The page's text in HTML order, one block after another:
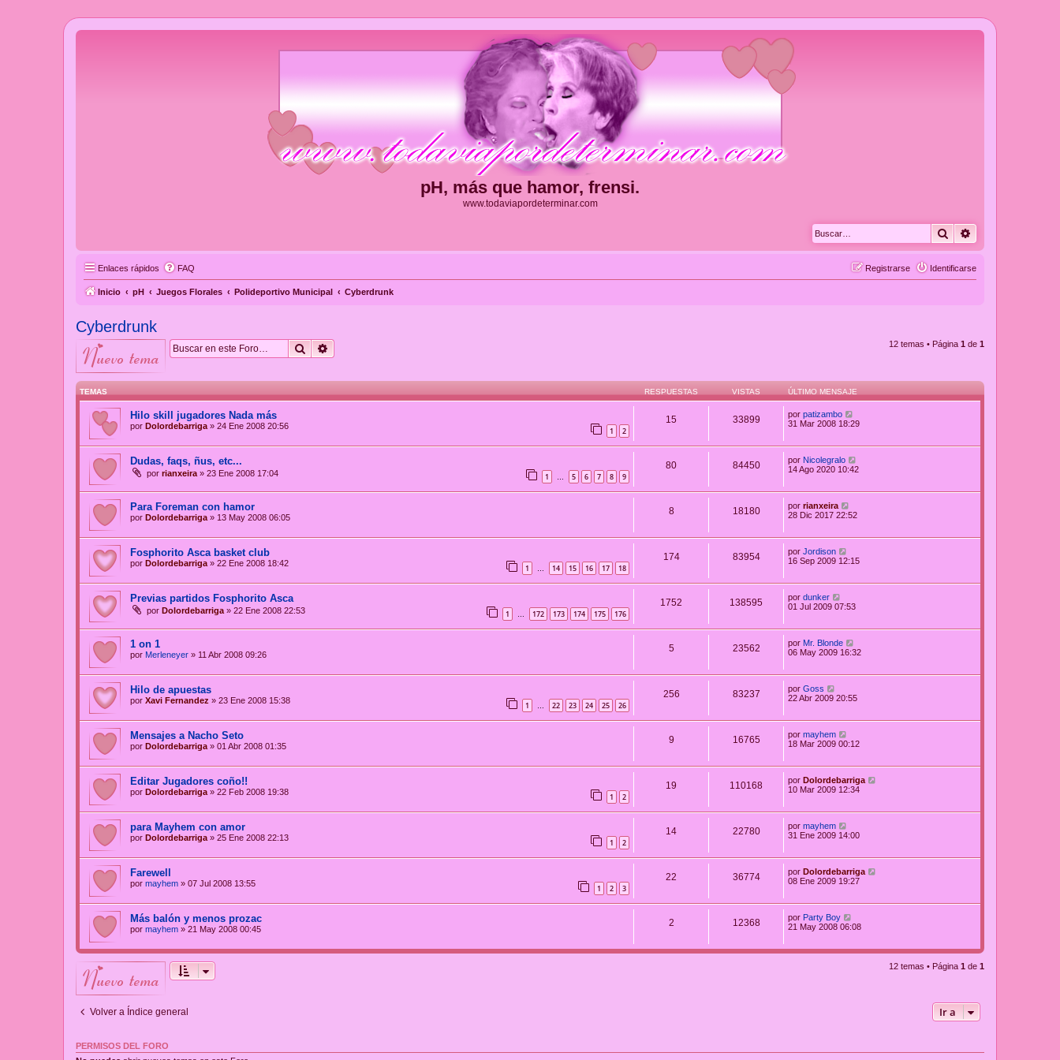
pH, más que hamor, frensi.
www.todaviapordeterminar.com
Buscar
Enlaces rápidos FAQ Identificarse
Registrarse
Inicio pH Juegos Florales Polideportivo Municipal Cyberdrunk
Cyberdrunk
nuevo tema Buscar 12 temas • Página 1 de 1
TEMAS RESPUESTAS VISTAS ÚLTIMO MENSAJE
Hilo skill jugadores Nada más
por Dolordebarriga » 24 Ene 2008 20:56 1 2
15 33899 por patizambo
31 Mar 2008 18:29
Dudas, faqs, ñus, etc...
por rianxeira » 23 Ene 2008 17:04 1 … 5 6 7 8 9
80 84450 por Nicolegralo
14 Ago 2020 10:42
Para Foreman con hamor
por Dolordebarriga » 13 May 2008 06:05
8 18180 por rianxeira
28 Dic 2017 22:52
Fosphorito Asca basket club
por Dolordebarriga » 22 Ene 2008 18:42 1 … 14 15 16 17 18
174 83954 por Jordison
16 Sep 2009 12:15
Previas partidos Fosphorito Asca
por Dolordebarriga » 22 Ene 2008 22:53 1 … 172 173 174 175 176
1752 138595 por dunker
01 Jul 2009 07:53
1 on 1
por Merleneyer » 11 Abr 2008 09:26
5 23562 por Mr. Blonde
06 May 2009 16:32
Hilo de apuestas
por Xavi Fernandez » 23 Ene 2008 15:38 1 … 22 23 24 25 26
256 83237 por Goss
22 Abr 2009 20:55
Mensajes a Nacho Seto
por Dolordebarriga » 01 Abr 2008 01:35
9 16765 por mayhem
18 Mar 2009 00:12
Editar Jugadores coño!!
por Dolordebarriga » 22 Feb 2008 19:38 1 2
19 110168 por Dolordebarriga
10 Mar 2009 12:34
para Mayhem con amor
por Dolordebarriga » 25 Ene 2008 22:13 1 2
14 22780 por mayhem
31 Ene 2009 14:00
Farewell
por mayhem » 07 Jul 2008 13:55 1 2 3
22 36774 por Dolordebarriga
08 Ene 2009 19:27
Más balón y menos prozac
por mayhem » 21 May 2008 00:45
2 12368 por Party Boy
21 May 2008 06:08
nuevo tema 12 temas • Página 1 de 1
Volver a Índice general Ir a
PERMISOS DEL FORO